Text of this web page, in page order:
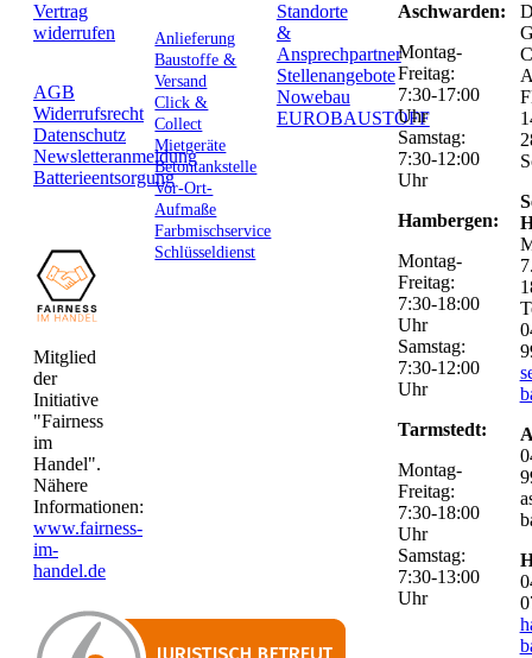
Vertrag
widerrufen
AGB
Widerrufsrecht
Datenschutz
Newsletteranmeldung
Batterieentsorgung
Mitglied
der
Initiative
"Fairness
im
Handel".
Nähere
Informationen:
www.fairness-
im-
handel.de
Anlieferung
Baustoffe &
Versand
Click &
Collect
Mietgeräte
Betontankstelle
Vor-Ort-
Aufmaße
Farbmischservice
Schlüsseldienst
Standorte
&
Ansprechpartner
Stellenangebote
Nowebau
EUROBAUSTOFF
Aschwarden:
Montag-
Freitag:
7:30-17:00
Uhr
Samstag:
7:30-12:00
Uhr
Hambergen:
Montag-
Freitag:
7:30-18:00
Uhr
Samstag:
7:30-12:00
Uhr
Tarmstedt:
Montag-
Freitag:
7:30-18:00
Uhr
Samstag:
7:30-13:00
Uhr